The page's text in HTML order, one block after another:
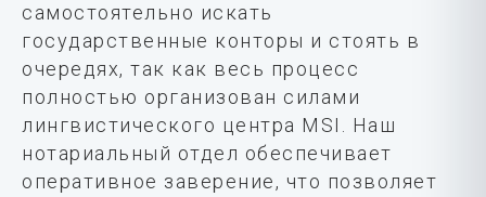
самостоятельно искать
государственные конторы и стоять в
очередях, так как весь процесс
полностью организован силами
лингвистического центра MSI. Наш
нотариальный отдел обеспечивает
оперативное заверение, что позволяет